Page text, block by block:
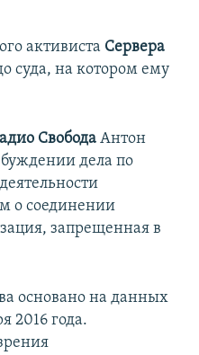
активиста Сервера
суда, на котором ему
Свобода Антон
дела по
о соединении
запрещенная в
основано на данных
2016 года.